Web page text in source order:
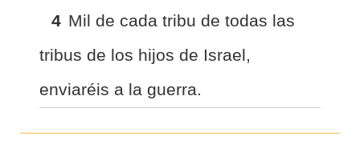
4 Mil de cada tribu de todas las
tribus de los hijos de Israel,
enviaréis a la guerra.